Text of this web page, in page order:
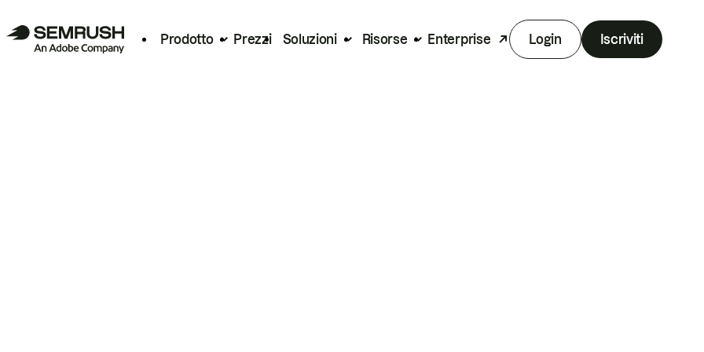
Prodotto Prezzi Soluzioni Risorse Enterprise Login Iscriviti